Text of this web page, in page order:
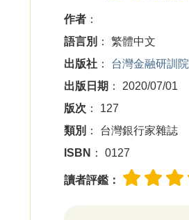
作者 ：
語言別 ： 繁體中文
出版社 ： 台灣金融研訓院
出版日期 ： 2020/07/01
版次 ： 127
類別 ： 台灣銀行家雜誌
ISBN ： 0127
讀者評鑑：